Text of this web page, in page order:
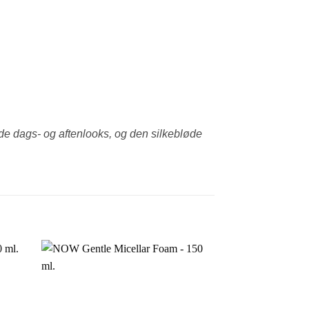
dags- og aftenlooks, og den silke­bløde